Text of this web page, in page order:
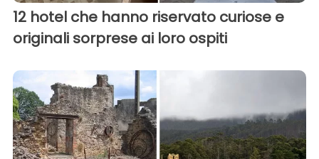
12 hotel che hanno riservato curiose e
originali sorprese ai loro ospiti